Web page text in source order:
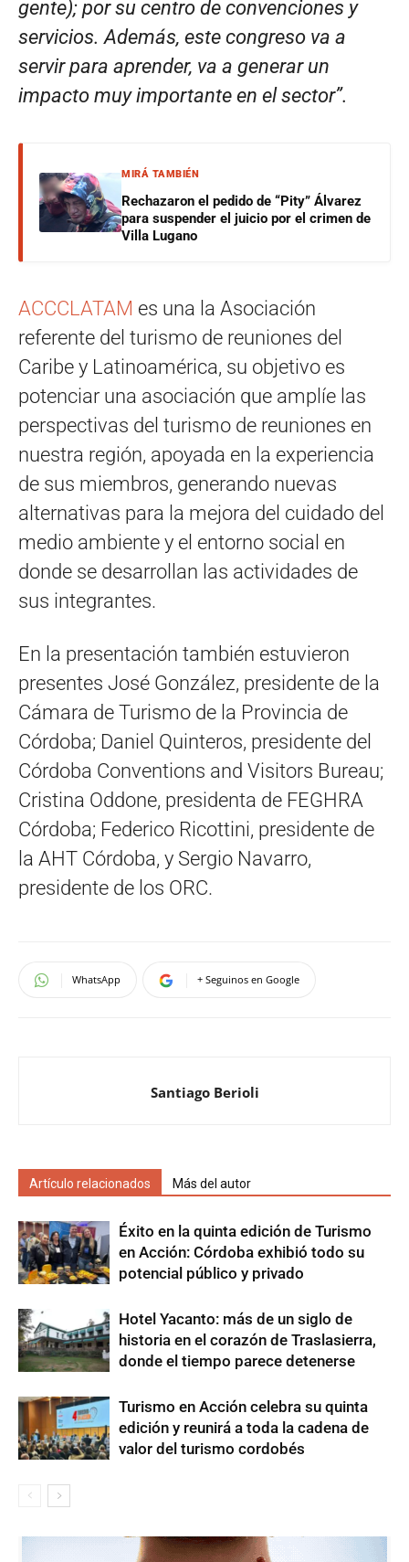
gente); por su centro de convenciones y
servicios. Además, este congreso va a
servir para aprender, va a generar un
impacto muy importante en el sector”.
MIRÁ TAMBIÉN
Rechazaron el pedido de “Pity” Álvarez
para suspender el juicio por el crimen de
Villa Lugano
ACCCLATAM es una la Asociación
referente del turismo de reuniones del
Caribe y Latinoamérica, su objetivo es
potenciar una asociación que amplíe las
perspectivas del turismo de reuniones en
nuestra región, apoyada en la experiencia
de sus miembros, generando nuevas
alternativas para la mejora del cuidado del
medio ambiente y el entorno social en
donde se desarrollan las actividades de
sus integrantes.
En la presentación también estuvieron
presentes José González, presidente de la
Cámara de Turismo de la Provincia de
Córdoba; Daniel Quinteros, presidente del
Córdoba Conventions and Visitors Bureau;
Cristina Oddone, presidenta de FEGHRA
Córdoba; Federico Ricottini, presidente de
la AHT Córdoba, y Sergio Navarro,
presidente de los ORC.
WhatsApp + Seguinos en Google
Santiago Berioli
Artículo relacionados Más del autor
Éxito en la quinta edición de Turismo
en Acción: Córdoba exhibió todo su
potencial público y privado
Hotel Yacanto: más de un siglo de
historia en el corazón de Traslasierra,
donde el tiempo parece detenerse
Turismo en Acción celebra su quinta
edición y reunirá a toda la cadena de
valor del turismo cordobés